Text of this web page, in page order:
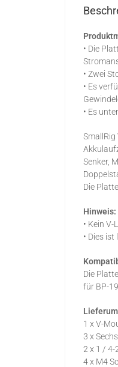
• Die
• Zwei
• Es
• Es
Senker,
Die
Hinweis:
• Kein
• Dies
Die
für BP-
1 x V-
3 x
2 x 1 / 4-
4 x M4